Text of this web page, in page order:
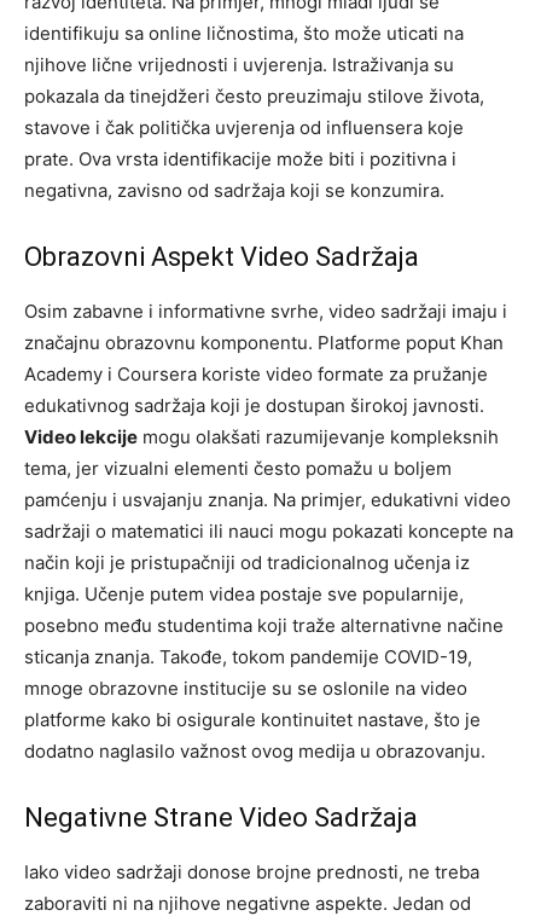
identifikuju sa online ličnostima, što može uticati na
njihove lične vrijednosti i uvjerenja. Istraživanja su
pokazala da tinejdžeri često preuzimaju stilove života,
stavove i čak politička uvjerenja od influensera koje
prate. Ova vrsta identifikacije može biti i pozitivna i
negativna, zavisno od sadržaja koji se konzumira.
Obrazovni Aspekt Video Sadržaja
Osim zabavne i informativne svrhe, video sadržaji imaju i
značajnu obrazovnu komponentu. Platforme poput Khan
Academy i Coursera koriste video formate za pružanje
edukativnog sadržaja koji je dostupan širokoj javnosti.
Video lekcije mogu olakšati razumijevanje kompleksnih
tema, jer vizualni elementi često pomažu u boljem
pamćenju i usvajanju znanja. Na primjer, edukativni video
sadržaji o matematici ili nauci mogu pokazati koncepte na
način koji je pristupačniji od tradicionalnog učenja iz
knjiga. Učenje putem videa postaje sve popularnije,
posebno među studentima koji traže alternativne načine
sticanja znanja. Takođe, tokom pandemije COVID-19,
mnoge obrazovne institucije su se oslonile na video
platforme kako bi osigurale kontinuitet nastave, što je
dodatno naglasilo važnost ovog medija u obrazovanju.
Negativne Strane Video Sadržaja
Iako video sadržaji donose brojne prednosti, ne treba
zaboraviti ni na njihove negativne aspekte. Jedan od